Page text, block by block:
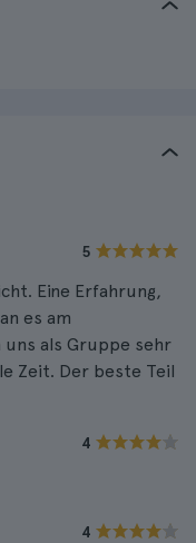
5
Eine Erfahrung,
es am
uns als Gruppe sehr
Zeit. Der beste Teil
von Šunj etwas
4
4